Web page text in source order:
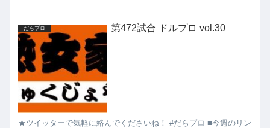
だらプロ 第472試合 ドルプロ vol.30
★ツイッターで気軽に絡んでくださいね！ #だらプロ ■今週のリン